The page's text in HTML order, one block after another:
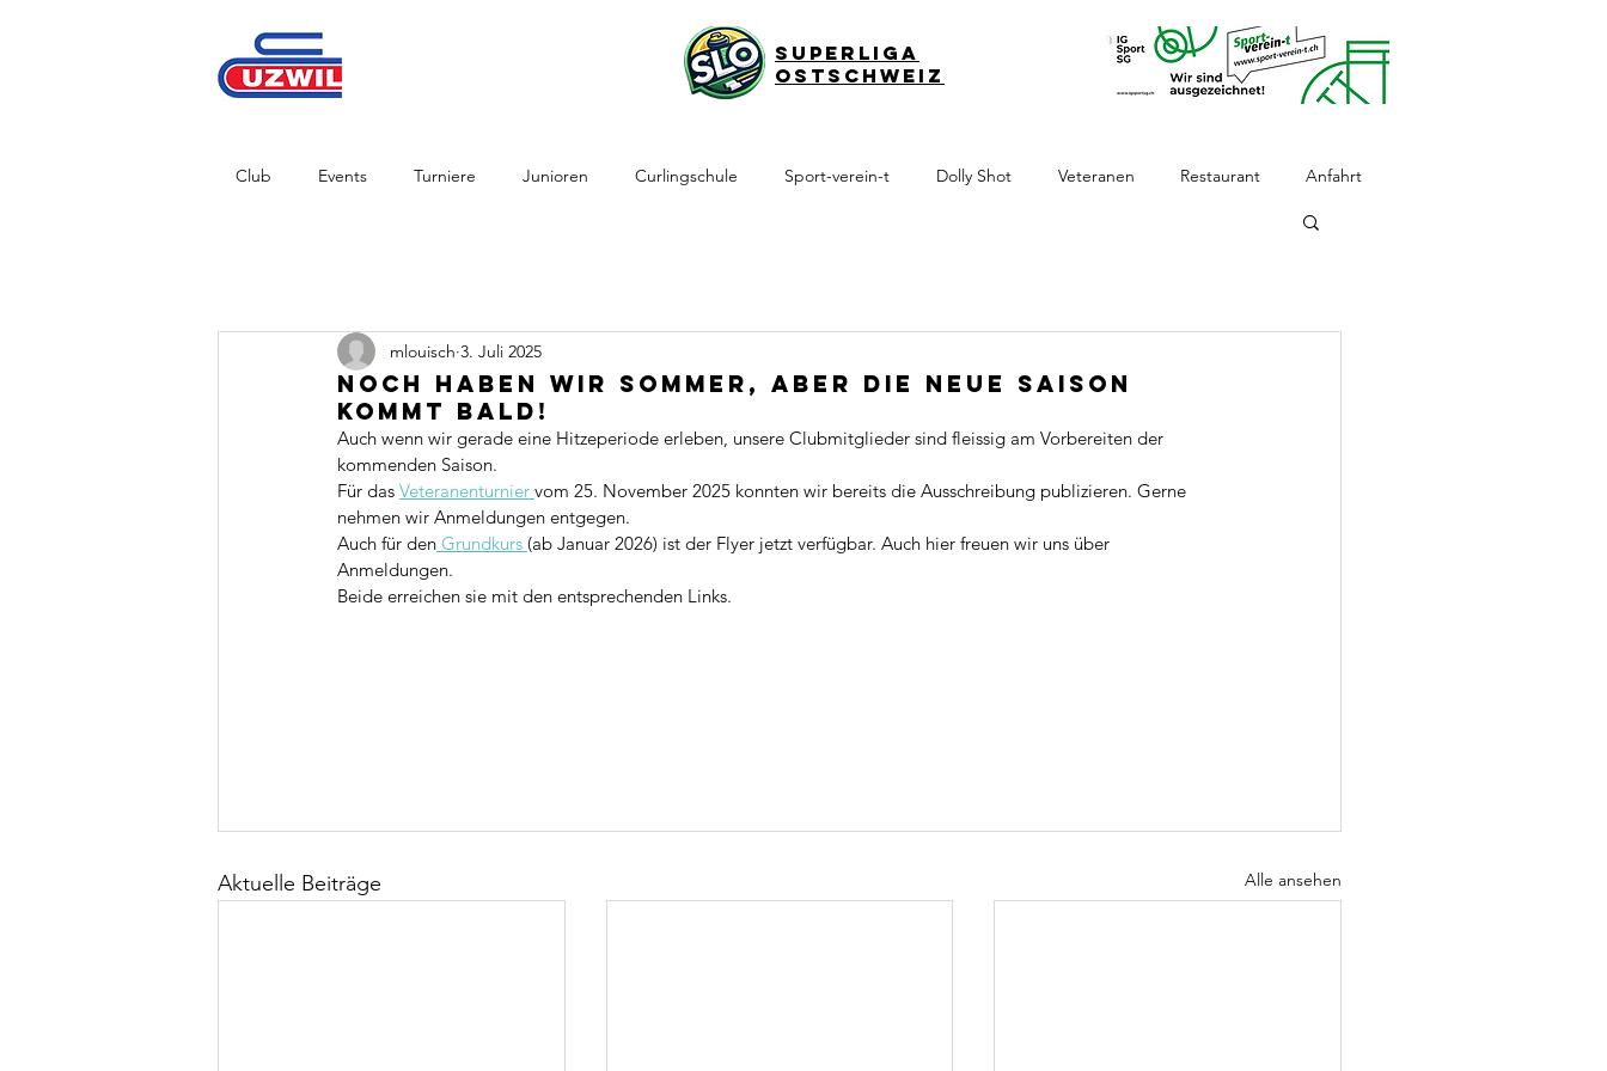
Superliga
Ostschweiz
Club Events Turniere Junioren Curlingschule Sport-verein-t Dolly Shot Veteranen Restaurant Anfahrt
Noch haben wir Sommer, aber die neue Saison
kommt bald!
mlouisch 3. Juli 2025
Auch wenn wir gerade eine Hitzeperiode erleben, unsere Clubmitglieder sind fleissig am Vorbereiten der
kommenden Saison.
Für das Veteranenturnier vom 25. November 2025 konnten wir bereits die Ausschreibung publizieren. Gerne
nehmen wir Anmeldungen entgegen.
Auch für den Grundkurs (ab Januar 2026) ist der Flyer jetzt verfügbar. Auch hier freuen wir uns über
Anmeldungen.
Beide erreichen sie mit den entsprechenden Links.
Aktuelle Beiträge Alle ansehen